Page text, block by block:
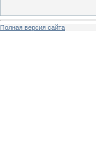
Полная версия сайта